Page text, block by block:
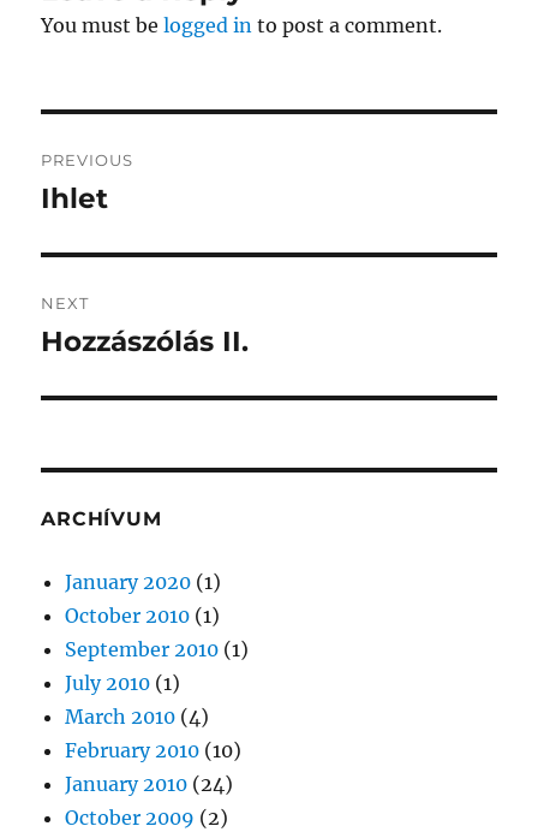
You must belogged in to post a comment.
navigation
PREVIOUS
Previous
Ihlet
NEXT
Next
Hozzászólás II.
ARCHÍVUM
January 2020 (1)
October 2010 (1)
September 2010 (1)
July 2010 (1)
March 2010 (4)
February 2010 (10)
January 2010 (24)
October 2009 (2)